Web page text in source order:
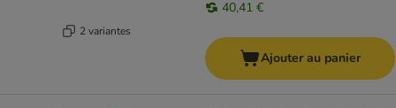
2 variantes
40,41 €
Ajouter au panier